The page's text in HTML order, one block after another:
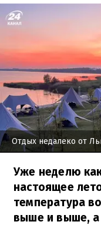
Отдых недалеко от
Уже неделю
настоящее
температура
выше и выше, а